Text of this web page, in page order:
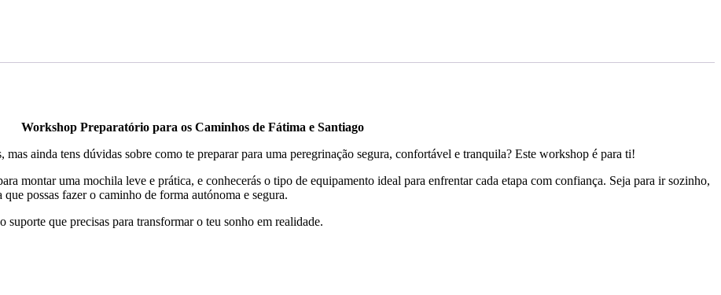
Workshop Preparatório para os Caminhos de Fátima e Santiago
ainda tens dúvidas sobre como te preparar para uma peregrinação segura, confortável e tranquila? Este workshop é para ti!
montar uma mochila leve e prática, e conhecerás o tipo de equipamento ideal para enfrentar cada etapa com confiança. Seja para ir sozinho,
possas fazer o caminho de forma autónoma e segura.
que precisas para transformar o teu sonho em realidade.